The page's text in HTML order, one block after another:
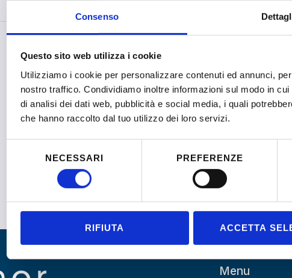
Consenso
Questo sito web utilizza i cookie
Utilizziamo i cookie per personalizzare contenuti ed annunci,
nostro traffico. Condividiamo inoltre informazioni sul modo in
di analisi dei dati web, pubblicità e social media, i quali
che hanno raccolto dal tuo utilizzo dei loro servizi.
NECESSARI PREFERENZE
RIFIUTA ACCETTA
Lingue straniere e apertura al
accogliere persone di tutto il
Mi occupo di formazione docenti,
corsi di formazione energetici che
ma anche l’orto, le abilità
sperimentazioni non sono
facce della stessa medaglia
sicuramente hanno ed i limiti che
Il mio motto è“Imparare sempre
Menu